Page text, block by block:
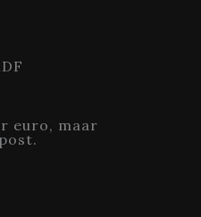
euro, maar